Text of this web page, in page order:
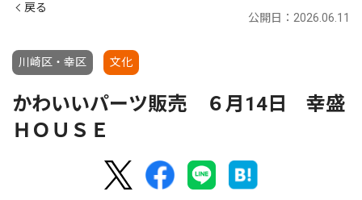
戻る
川崎区・幸区 文化
公開日：2026.06.11
かわいいパーツ販売 ６月14日 幸盛
ＨＯＵＳＥ